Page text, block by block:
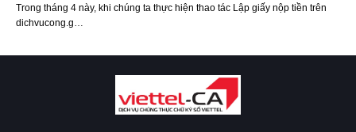
Trong tháng 4 này, khi chúng ta thực hiện thao tác Lập giấy nộp tiền trên
dichvucong.g…